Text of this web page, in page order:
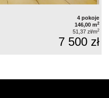
4 pokoje
146,00 m2
51,37 zł/m2
7 500 zł